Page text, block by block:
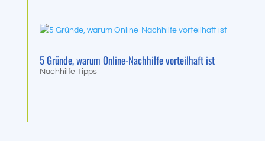
5 Gründe, warum Online-Nachhilfe vorteilhaft ist
Nachhilfe Tipps